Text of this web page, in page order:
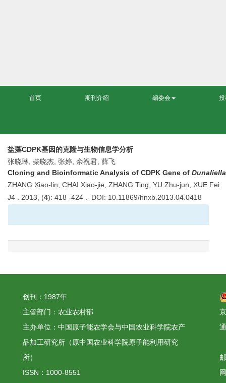
首页 期刊介绍 编委会
盐藻CDPK基因的克隆与生物信息学分析
张晓琳, 柴晓杰, 张婷, 余祝君, 薛飞
Cloning and Bioinformatic Analysis of CDPK Gene of
ZHANG Xiao-lin, CHAI Xiao-jie, ZHANG Ting, YU Zhu-jun, XUE Fei
J4 . 2013, (4): 418 -424 . DOI: 10.11869/hnxb.2013.04.0418
创刊：1987年
主管部门：农业农村部
主办单位：中国原子能农学会与中国农业科学院农产
品加工研究所（原中国农业科学院原子能利用研究
所）
ISSN：1000-8551